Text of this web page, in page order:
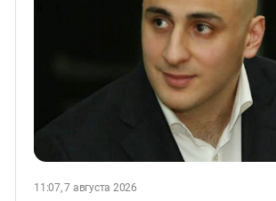
11:07, 7 августа 2026